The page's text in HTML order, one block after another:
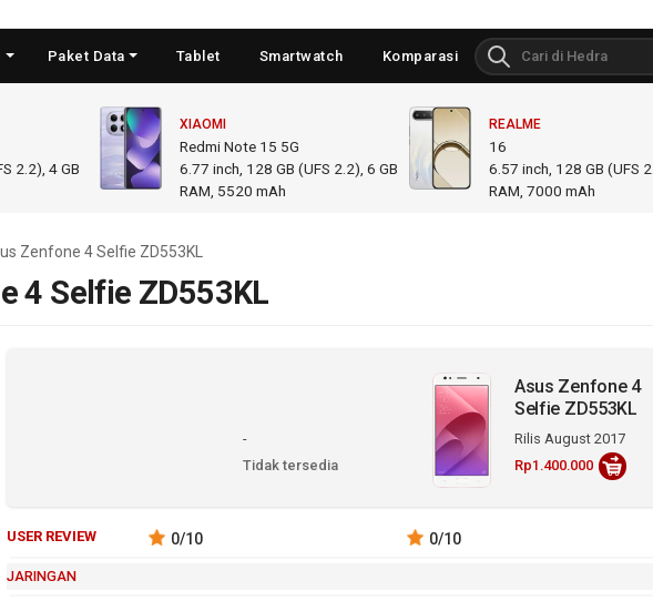
Paket Data Tablet Smartwatch Komparasi
2.2), 4 GB
XIAOMI
Redmi Note 15 5G
6.77 inch, 128 GB (UFS 2.2), 6 GB
RAM 5520 mAh
REALME
16
6.57 inch, 128 GB (UFS
RAM 7000 mAh
Zenfone 4 Selfie ZD553KL
4 Selfie ZD553KL
-
Tidak tersedia
Asus Zenfone 4
Selfie ZD553KL
Rilis August 2017
Rp1.400.000
USER REVIEW 0/10 0/10
JARINGAN